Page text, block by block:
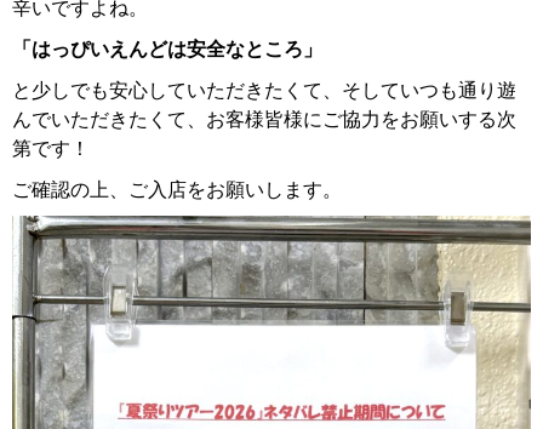
辛いですよね。
「はっぴいえんどは安全なところ」
と少しでも安心していただきたくて、そしていつも通り遊
んでいただきたくて、お客様皆様にご協力をお願いする次
第です！
ご確認の上、ご入店をお願いします。